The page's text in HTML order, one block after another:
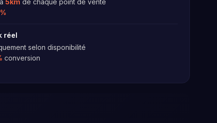
5km de chaque point de vente
réel
selon disponibilité
conversion